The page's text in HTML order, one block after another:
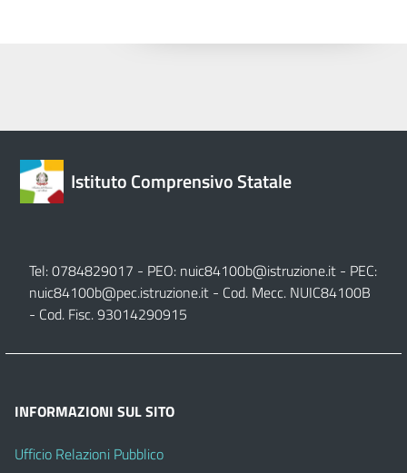
Istituto Comprensivo Statale
Tel: 0784829017 - PEO: nuic84100b@istruzione.it - PEC:
nuic84100b@pec.istruzione.it - Cod. Mecc. NUIC84100B
- Cod. Fisc. 93014290915
INFORMAZIONI SUL SITO
Ufficio Relazioni Pubblico